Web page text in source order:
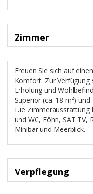
Zimmer
Freuen Sie sich auf
Komfort. Zur Verfügung
Erholung und
Superior (ca. 18 m²)
Die Zimmerausstattung
und WC, Föhn, SAT TV,
Minibar und Meerblick.
Verpflegung